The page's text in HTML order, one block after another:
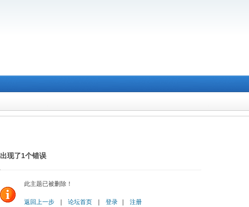
出现了1个错误
此主题已被删除！
返回上一步| 论坛首页| 登录| 注册